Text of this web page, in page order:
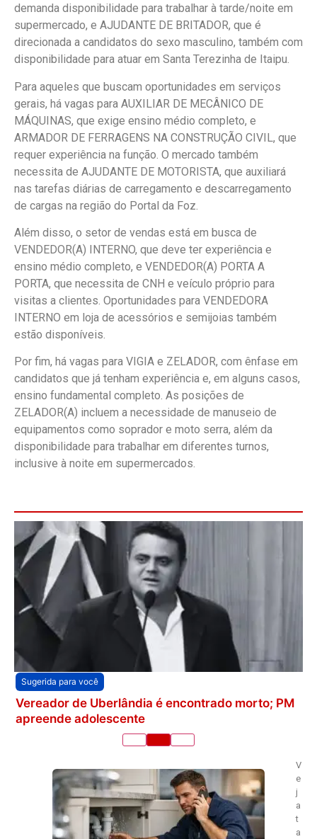
demanda disponibilidade para trabalhar à tarde/noite em
supermercado, e AJUDANTE DE BRITADOR, que é
direcionada a candidatos do sexo masculino, também com
disponibilidade para atuar em Santa Terezinha de Itaipu.
Para aqueles que buscam oportunidades em serviços
gerais, há vagas para AUXILIAR DE MECÂNICO DE
MÁQUINAS, que exige ensino médio completo, e
ARMADOR DE FERRAGENS NA CONSTRUÇÃO CIVIL, que
requer experiência na função. O mercado também
necessita de AJUDANTE DE MOTORISTA, que auxiliará
nas tarefas diárias de carregamento e descarregamento
de cargas na região do Portal da Foz.
Além disso, o setor de vendas está em busca de
VENDEDOR(A) INTERNO, que deve ter experiência e
ensino médio completo, e VENDEDOR(A) PORTA A
PORTA, que necessita de CNH e veículo próprio para
visitas a clientes. Oportunidades para VENDEDORA
INTERNO em loja de acessórios e semijoias também
estão disponíveis.
Por fim, há vagas para VIGIA e ZELADOR, com ênfase em
candidatos que já tenham experiência e, em alguns casos,
ensino fundamental completo. As posições de
ZELADOR(A) incluem a necessidade de manuseio de
equipamentos como soprador e moto serra, além da
disponibilidade para trabalhar em diferentes turnos,
inclusive à noite em supermercados.
Sugerida para você
Vereador de Uberlândia é encontrado morto; PM
apreende adolescente
V
e
j
a
t
a